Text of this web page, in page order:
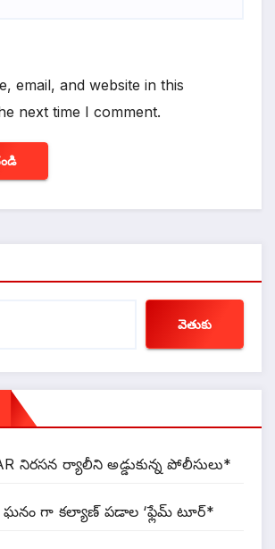
email, and website in this
next time I comment.
వెతుకు
నిరసన ర్యాలీని అడ్డుకున్న పోలీసులు*
గా క‌ల్యాణ్ ప‌డాల ‘ఫ్లేమ్ టూర్*